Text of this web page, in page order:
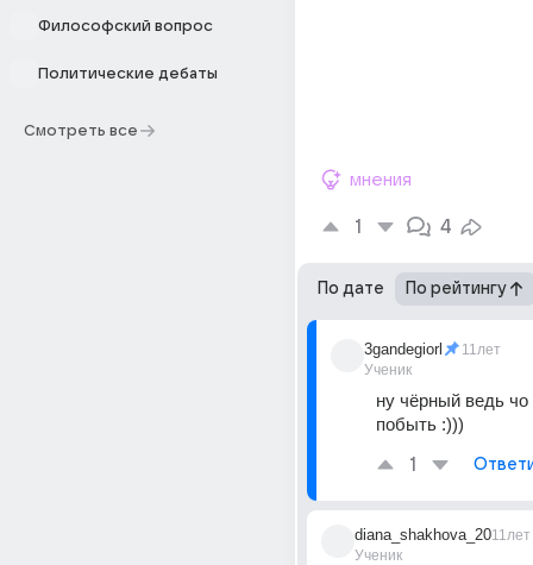
Философский вопрос
Политические дебаты
Смотреть все
мнения
1 4
По дате По рейтингу
3gandegiorl
Ученик
11лет
ну чёрный ведь чо
побыть :)))
1
diana_shakhova_20
Ученик
11лет